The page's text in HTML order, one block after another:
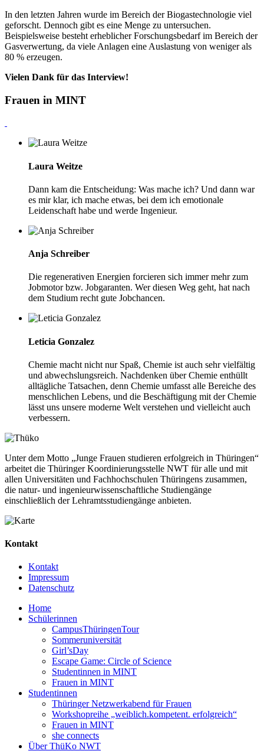
In den letzten Jahren wurde im Bereich der Biogastechnologie viel
geforscht. Dennoch gibt es eine Menge zu untersuchen.
Beispielsweise besteht erheblicher Forschungsbedarf im Bereich der
Gasverwertung, da viele Anlagen eine Auslastung von weniger als
80 % erzeugen.
Vielen Dank für das Interview!
Frauen in MINT
Laura Weitze
Dann kam die Entscheidung: Was mache ich? Und dann war
es mir klar, ich mache etwas, bei dem ich emotionale
Leidenschaft habe und werde Ingenieur.
Anja Schreiber
Die regenerativen Energien forcieren sich immer mehr zum
Jobmotor bzw. Jobgaranten. Wer diesen Weg geht, hat nach
dem Studium recht gute Jobchancen.
Leticia Gonzalez
Chemie macht nicht nur Spaß, Chemie ist auch sehr vielfältig
und abwechslungsreich. Nachdenken über Chemie enthüllt
alltägliche Tatsachen, denn Chemie umfasst alle Bereiche des
menschlichen Lebens, und die Beschäftigung mit der Chemie
lässt uns unsere moderne Welt verstehen und vielleicht auch
verbessern.
Unter dem Motto „Junge Frauen studieren erfolgreich in Thüringen“
arbeitet die Thüringer Koordinierungsstelle NWT für alle und mit
allen Universitäten und Fachhochschulen Thüringens zusammen,
die natur- und ingenieurwissenschaftliche Studiengänge
einschließlich der Lehramtsstudiengänge anbieten.
Kontakt
Kontakt
Impressum
Datenschutz
Home
Schülerinnen
CampusThüringenTour
Sommeruniversität
Girl’sDay
Escape Game: Circle of Science
Studentinnen in MINT
Frauen in MINT
Studentinnen
Thüringer Netzwerkabend für Frauen
Workshopreihe „weiblich.kompetent. erfolgreich“
Frauen in MINT
she connects
Über ThüKo NWT